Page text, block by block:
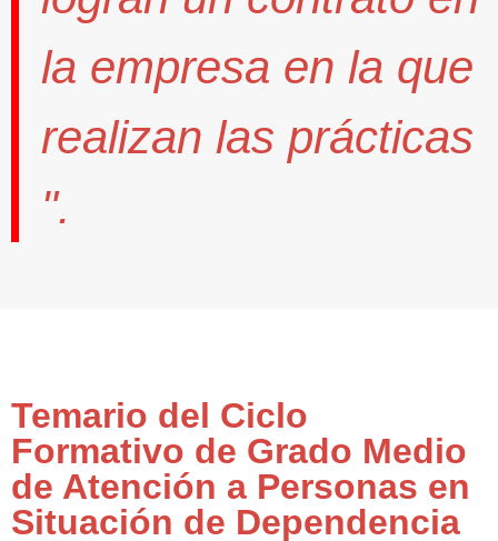
la empresa en la que
realizan las prácticas
".
Temario del Ciclo
Formativo de Grado Medio
de Atención a Personas en
Situación de Dependencia